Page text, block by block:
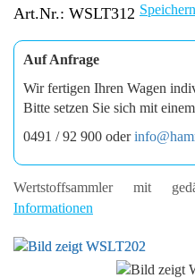
Art.Nr.: WSLT312 Speichern
Auf Anfrage
Wir fertigen Ihren Wagen
Bitte setzen Sie sich mit
0491 / 92 900 oder
Wertstoffsammler mit
Informationen